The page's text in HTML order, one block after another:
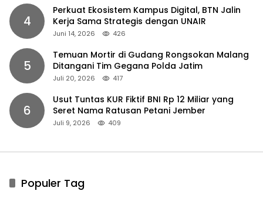
4
Perkuat Ekosistem Kampus Digital, BTN Jalin
Kerja Sama Strategis dengan UNAIR
Juni 14, 2026 426
5
Temuan Mortir di Gudang Rongsokan Malang
Ditangani Tim Gegana Polda Jatim
Juli 20, 2026 417
6
Usut Tuntas KUR Fiktif BNI Rp 12 Miliar yang
Seret Nama Ratusan Petani Jember
Juli 9, 2026 409
Populer Tag